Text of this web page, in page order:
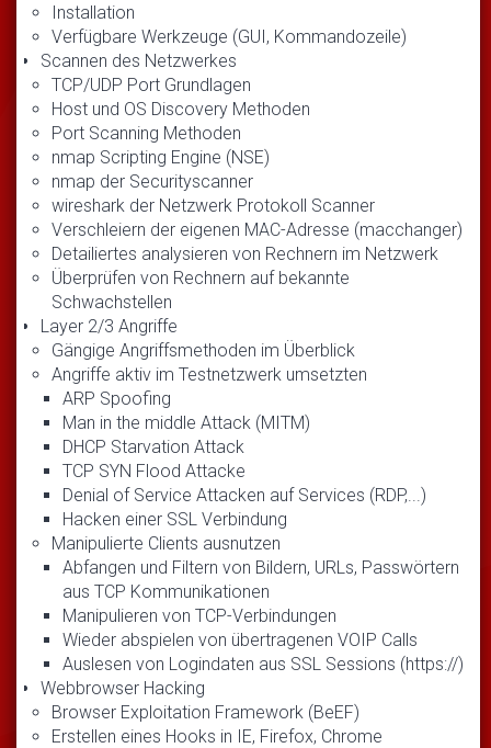
Installation
Verfügbare Werkzeuge (GUI, Kommandozeile)
Scannen des Netzwerkes
TCP/UDP Port Grundlagen
Host und OS Discovery Methoden
Port Scanning Methoden
nmap Scripting Engine (NSE)
nmap der Securityscanner
wireshark der Netzwerk Protokoll Scanner
Verschleiern der eigenen MAC-Adresse (macchanger)
Detailiertes analysieren von Rechnern im Netzwerk
Überprüfen von Rechnern auf bekannte
Schwachstellen
Layer 2/3 Angriffe
Gängige Angriffsmethoden im Überblick
Angriffe aktiv im Testnetzwerk umsetzten
ARP Spoofing
Man in the middle Attack (MITM)
DHCP Starvation Attack
TCP SYN Flood Attacke
Denial of Service Attacken auf Services (RDP,...)
Hacken einer SSL Verbindung
Manipulierte Clients ausnutzen
Abfangen und Filtern von Bildern, URLs, Passwörtern
aus TCP Kommunikationen
Manipulieren von TCP-Verbindungen
Wieder abspielen von übertragenen VOIP Calls
Auslesen von Logindaten aus SSL Sessions (https://)
Webbrowser Hacking
Browser Exploitation Framework (BeEF)
Erstellen eines Hooks in IE, Firefox, Chrome